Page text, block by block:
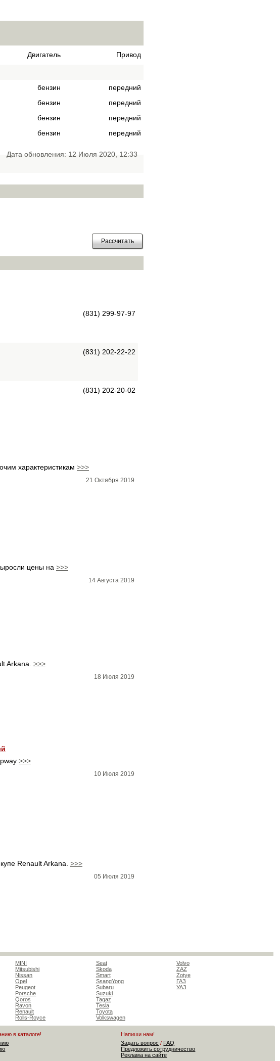
Двигатель Привод
бензин
передний
бензин
передний
бензин
передний
бензин передний
Дата обновления: 12 Июля 2020, 12:33
(831) 299-97-97
(831) 202-22-22
(831) 202-20-02
характеристикам >>>
21 Октября 2019
цены на >>>
14 Августа 2019
Arkana. >>>
18 Июля 2019
>>>
10 Июля 2019
Renault Arkana. >>>
05 Июля 2019
MINI
Mitsubishi
Nissan
Opel
Peugeot
Porsche
Qoros
Ravon
Renault
Rolls-Royce
Seat
Skoda
Smart
SsangYong
Subaru
Suzuki
Tagaz
Tesla
Toyota
Volkswagen
Volvo
ZAZ
Zotye
ГАЗ
УАЗ
в каталоге!
Напиши нам!
Задать вопрос / FAQ
Предложить сотрудничество
Реклама на сайте